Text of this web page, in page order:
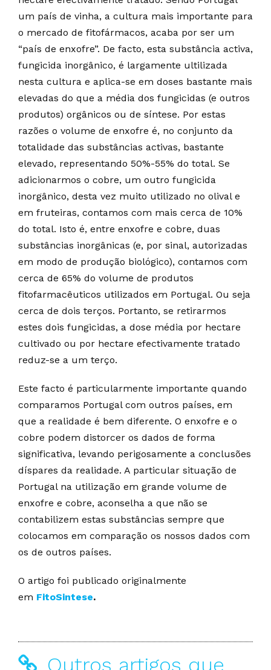
um país de vinha, a cultura mais importante para
o mercado de fitofármacos, acaba por ser um
“país de enxofre”. De facto, esta substância activa,
fungicida inorgânico, é largamente ultilizada
nesta cultura e aplica-se em doses bastante mais
elevadas do que a média dos fungicidas (e outros
produtos) orgânicos ou de síntese. Por estas
razões o volume de enxofre é, no conjunto da
totalidade das substâncias activas, bastante
elevado, representando 50%-55% do total. Se
adicionarmos o cobre, um outro fungicida
inorgânico, desta vez muito utilizado no olival e
em fruteiras, contamos com mais cerca de 10%
do total. Isto é, entre enxofre e cobre, duas
substâncias inorgânicas (e, por sinal, autorizadas
em modo de produção biológico), contamos com
cerca de 65% do volume de produtos
fitofarmacêuticos utilizados em Portugal. Ou seja
cerca de dois terços. Portanto, se retirarmos
estes dois fungicidas, a dose média por hectare
cultivado ou por hectare efectivamente tratado
reduz-se a um terço.
Este facto é particularmente importante quando
comparamos Portugal com outros países, em
que a realidade é bem diferente. O enxofre e o
cobre podem distorcer os dados de forma
significativa, levando perigosamente a conclusões
díspares da realidade. A particular situação de
Portugal na utilização em grande volume de
enxofre e cobre, aconselha a que não se
contabilizem estas substâncias sempre que
colocamos em comparação os nossos dados com
os de outros países.
O artigo foi publicado originalmente
em FitoSintese.
Outros artigos que